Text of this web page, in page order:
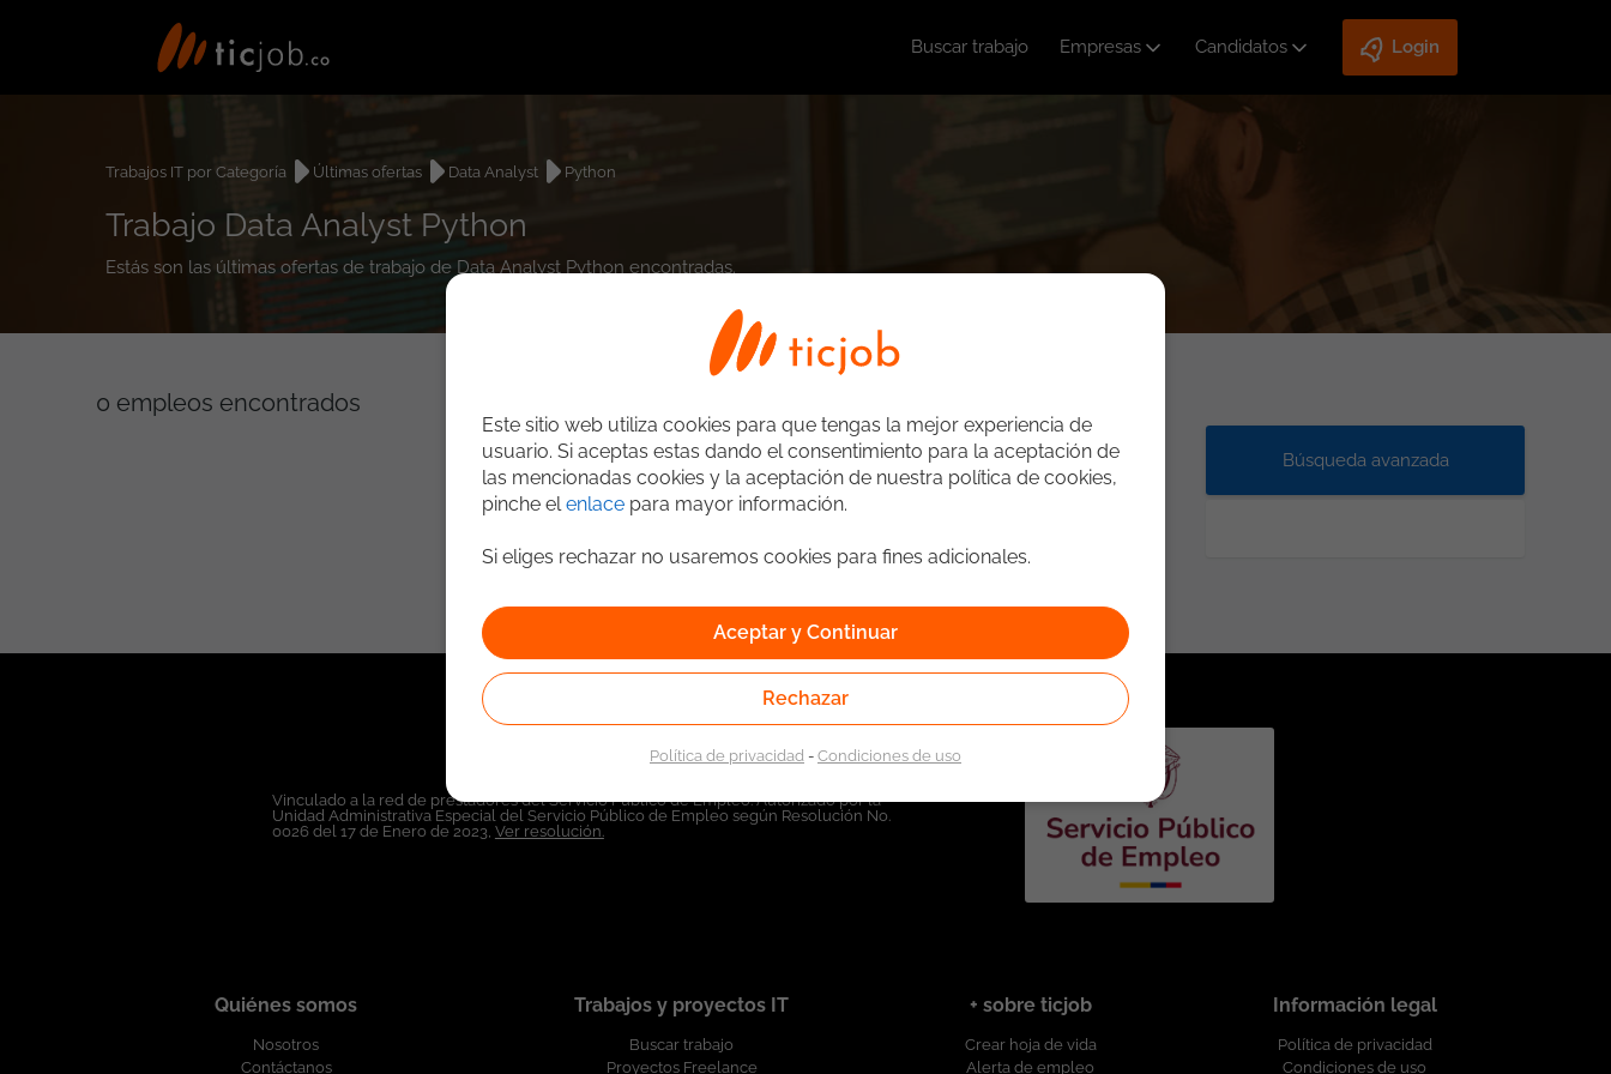
Buscar trabajo Empresas Candidatos Login
Trabajos IT por Categoría Últimas ofertas Data Analyst Python
Trabajo Data Analyst Python
Estás son las últimas ofertas de trabajo de Data Analyst Python encontradas.
0 empleos encontrados
Búsqueda avanzada
Vinculado a la red de prestadores del Servicio Público de Empleo. Autorizado por la
Unidad Administrativa Especial del Servicio Público de Empleo según Resolución No.
0026 del 17 de Enero de 2023, Ver resolución.
Quiénes somos
Nosotros
Contáctanos
Trabajos y proyectos IT
Buscar trabajo
Proyectos Freelance
+ sobre ticjob
Crear hoja de vida
Alerta de empleo
Información legal
Política de privacidad
Condiciones de uso
Este sitio web utiliza cookies para que tengas la mejor experiencia de
usuario. Si aceptas estas dando el consentimiento para la aceptación de
las mencionadas cookies y la aceptación de nuestra política de cookies,
pinche elenlace para mayor información.
Si eliges rechazar no usaremos cookies para fines adicionales.
Aceptar y Continuar
Rechazar
Política de privacidad -Condiciones de uso